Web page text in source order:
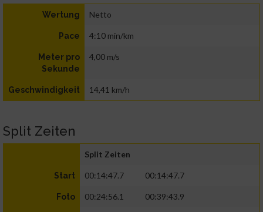
Wertung Netto
Pace 4:10 min/km
Meter pro
Sekunde
4,00 m/s
Geschwindigkeit 14,41 km/h
Split Zeiten
Split Zeiten
Start 00:14:47.7 00:14:47.7
Foto 00:24:56.1 00:39:43.9